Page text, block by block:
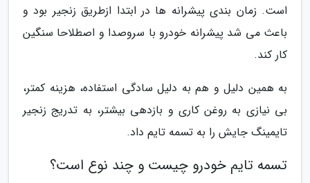
است. زمان بندی پیشرانه ها در ابتدا ازطریق زنجیر بود و
باعث می شد پیشرانه خودرو با سروصدا و اصطلاحا سنگین
کار کند.
به همین دلیل و هم به دلیل سادگی استفاده، هزینه کمتر،
بی نیازی به روغن کاری و بازدهی بیشتر، به تدریج زنجیر
تایمینگ جایش را به تسمه تایم داد.
تسمه تایم خودرو چیست و چند نوع است؟